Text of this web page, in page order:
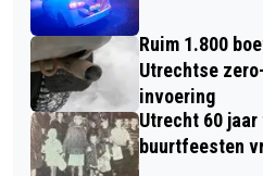
Ruim 1.800
Utrechtse
invoering
Utrecht 60
buurtfeesten